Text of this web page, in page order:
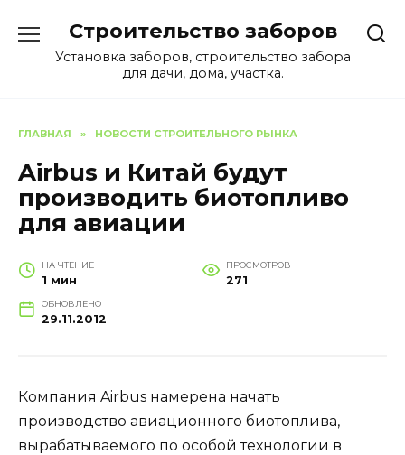
содержанию
Строительство заборов
Установка заборов, строительство забора
для дачи, дома, участка.
ГЛАВНАЯ » НОВОСТИ СТРОИТЕЛЬНОГО РЫНКА
Airbus и Китай будут
производить биотопливо
для авиации
НА ЧТЕНИЕ
1 мин
ПРОСМОТРОВ
271
ОБНОВЛЕНО
29.11.2012
Компания Airbus намерена начать
производство авиационного биотоплива,
вырабатываемого по особой технологии в